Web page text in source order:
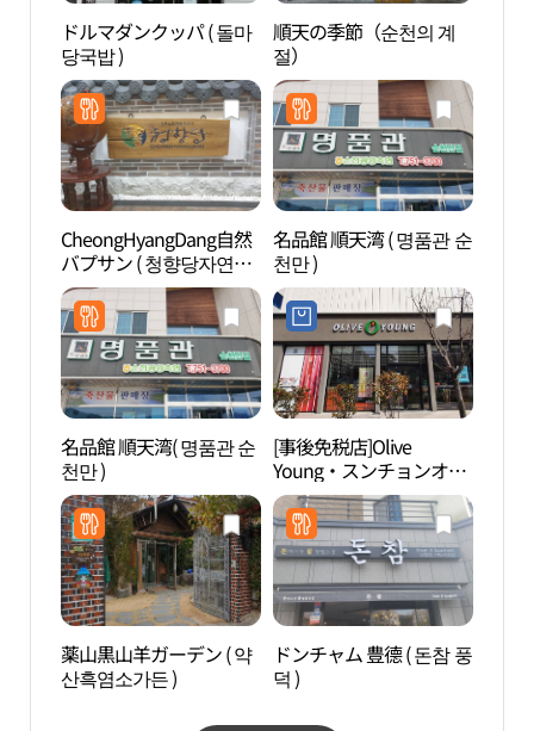
ドルマダンクッパ ( 돌마
당국밥 )
順天の季節（순천의 계
절）
CheongHyangDang自然
バプサン ( 청향당자연밥
상 )
名品館 順天湾 ( 명품관 순
천만 )
名品館 順天湾( 명품관 순
천만 )
[事後免税店]Olive
Young・スンチョンオチ
ョン（順天五泉）地区店
(올리브영 순천오천지구
점)
薬山黒山羊ガーデン ( 약
산흑염소가든 )
ドンチャム 豊德 ( 돈참 풍
덕 )